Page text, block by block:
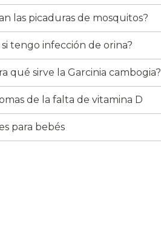
las picaduras de mosquitos?
si tengo infección de orina?
qué sirve la Garcinia cambogia?
de la falta de vitamina D
para bebés